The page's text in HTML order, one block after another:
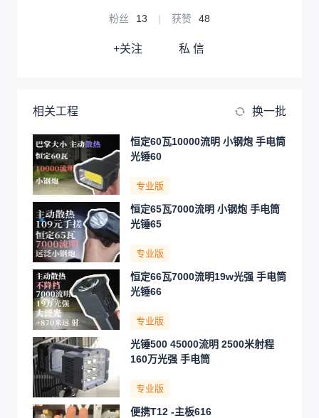
粉丝 13 | 获赞 48
+关注 私 信
相关工程 换一批
恒定60瓦10000流明 小钢炮 手电筒
光锤60
专业版
恒定65瓦7000流明 小钢炮 手电筒
光锤65
专业版
恒定66瓦7000流明19w光强 手电筒
光锤66
专业版
光锤500 45000流明 2500米射程
160万光强 手电筒
专业版
便携T12 -主板616